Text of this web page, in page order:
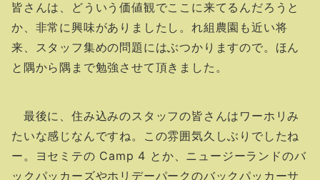
皆さんは、どういう価値観でここに来てるんだろうと
か、非常に興味がありましたし。れ組農園も近い将
来、スタッフ集めの問題にはぶつかりますので。ほん
と隅から隅まで勉強させて頂きました。
最後に、住み込みのスタッフの皆さんはワーホリみ
たいな感じなんですね。この雰囲気久しぶりでしたね
ー。ヨセミテの Camp 4 とか、ニュージーランドのバ
ックパッカーズやホリデーパークのバックパッカーサ